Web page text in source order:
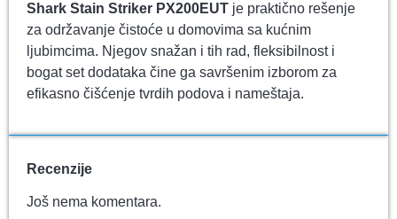
Shark Stain Striker PX200EUT je praktično rešenje
za održavanje čistoće u domovima sa kućnim
ljubimcima. Njegov snažan i tih rad, fleksibilnost i
bogat set dodataka čine ga savršenim izborom za
efikasno čišćenje tvrdih podova i nameštaja.
Recenzije
Još nema komentara.